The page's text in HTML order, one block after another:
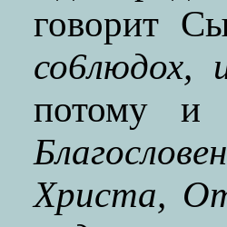
говорит
со6людох,
потому и
Христа,